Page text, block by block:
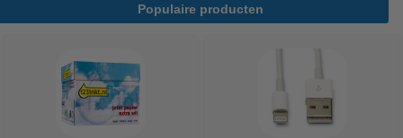
Populaire producten